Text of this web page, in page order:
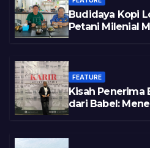
Budidaya Kopi
Petani Milenial
FEATURE
Kisah Penerima
dari Babel: